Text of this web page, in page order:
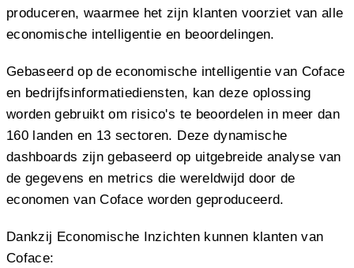
produceren, waarmee het zijn klanten voorziet van alle
economische intelligentie en beoordelingen.
Gebaseerd op de economische intelligentie van Coface
en bedrijfsinformatiediensten, kan deze oplossing
worden gebruikt om risico's te beoordelen in meer dan
160 landen en 13 sectoren. Deze dynamische
dashboards zijn gebaseerd op uitgebreide analyse van
de gegevens en metrics die wereldwijd door de
economen van Coface worden geproduceerd.
Dankzij Economische Inzichten kunnen klanten van
Coface: